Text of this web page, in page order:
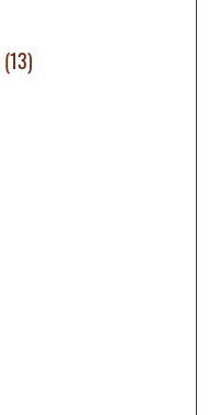
(13)